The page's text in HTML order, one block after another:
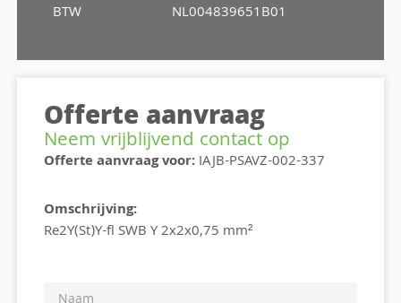
BTW
NL004839651B01
Offerte aanvraag
Neem vrijblijvend contact op
Offerte aanvraag voor:IAJB-PSAVZ-002-337
Omschrijving:
Re2Y(St)Y-fl SWB Y 2x2x0,75 mm²